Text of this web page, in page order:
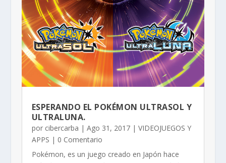
ESPERANDO EL POKÉMON ULTRASOL Y
ULTRALUNA.
por cibercarba | Ago 31, 2017| VIDEOJUEGOS Y
APPS | 0 Comentario
Pokémon, es un juego creado en Japón hace